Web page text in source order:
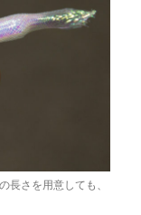
長さを用意しても、